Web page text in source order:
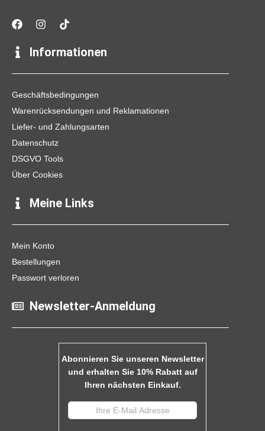
F
a
e
b
o
k
I
n
t
a
g
a
T
i
t
o
k
Informationen
Geschäftsbedingungen
Warenrücksendungen und Reklamationen
Liefer- und Zahlungsarten
Datenschutz
DSGVO Tools
Über Cookies
Meine Links
Mein Konto
Bestellungen
Passwort verloren
Newsletter-Anmeldung
Abonnieren Sie unseren Newsletter
und erhalten Sie 10% Rabatt auf
Ihren nächsten Einkauf.